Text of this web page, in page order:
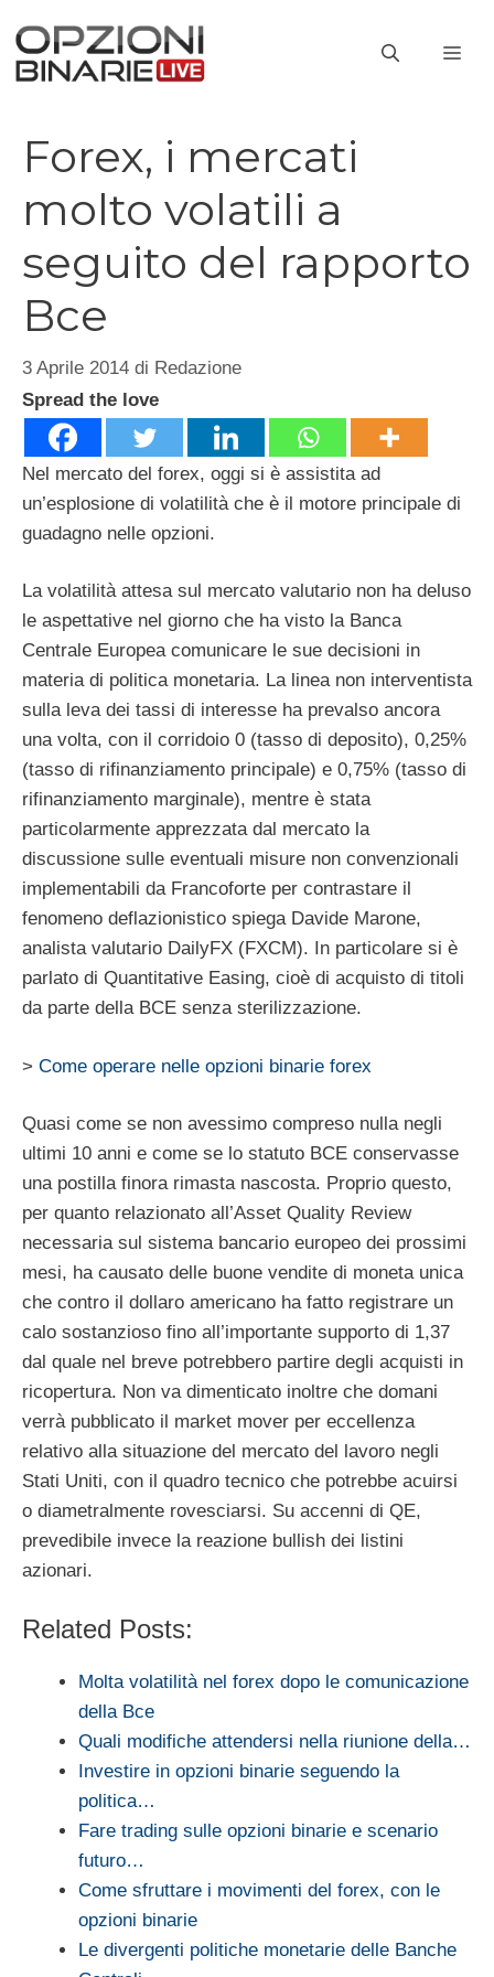
contenuto
Forex, i mercati
molto volatili a
seguito del rapporto
Bce
3 Aprile 2014 di Redazione
Spread the love
Nel mercato del forex, oggi si è assistita ad
un’esplosione di volatilità che è il motore principale di
guadagno nelle opzioni.
La volatilità attesa sul mercato valutario non ha deluso
le aspettative nel giorno che ha visto la Banca
Centrale Europea comunicare le sue decisioni in
materia di politica monetaria. La linea non interventista
sulla leva dei tassi di interesse ha prevalso ancora
una volta, con il corridoio 0 (tasso di deposito), 0,25%
(tasso di rifinanziamento principale) e 0,75% (tasso di
rifinanziamento marginale), mentre è stata
particolarmente apprezzata dal mercato la
discussione sulle eventuali misure non convenzionali
implementabili da Francoforte per contrastare il
fenomeno deflazionistico spiega Davide Marone,
analista valutario DailyFX (FXCM). In particolare si è
parlato di Quantitative Easing, cioè di acquisto di titoli
da parte della BCE senza sterilizzazione.
> Come operare nelle opzioni binarie forex
Quasi come se non avessimo compreso nulla negli
ultimi 10 anni e come se lo statuto BCE conservasse
una postilla finora rimasta nascosta. Proprio questo,
per quanto relazionato all’Asset Quality Review
necessaria sul sistema bancario europeo dei prossimi
mesi, ha causato delle buone vendite di moneta unica
che contro il dollaro americano ha fatto registrare un
calo sostanzioso fino all’importante supporto di 1,37
dal quale nel breve potrebbero partire degli acquisti in
ricopertura. Non va dimenticato inoltre che domani
verrà pubblicato il market mover per eccellenza
relativo alla situazione del mercato del lavoro negli
Stati Uniti, con il quadro tecnico che potrebbe acuirsi
o diametralmente rovesciarsi. Su accenni di QE,
prevedibile invece la reazione bullish dei listini
azionari.
Related Posts:
Molta volatilità nel forex dopo le comunicazione
della Bce
Quali modifiche attendersi nella riunione della…
Investire in opzioni binarie seguendo la
politica…
Fare trading sulle opzioni binarie e scenario
futuro…
Come sfruttare i movimenti del forex, con le
opzioni binarie
Le divergenti politiche monetarie delle Banche